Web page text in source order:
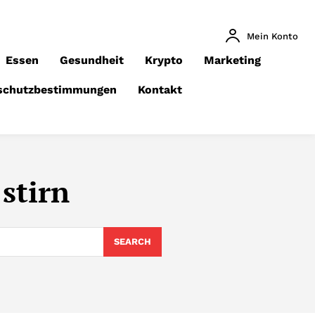
Mein Konto
Essen Gesundheit Krypto Marketing
Kontakt
stirn
SEARCH